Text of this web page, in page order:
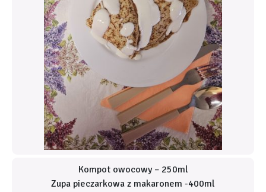
Kompot owocowy – 250ml
Zupa pieczarkowa z makaronem -400ml